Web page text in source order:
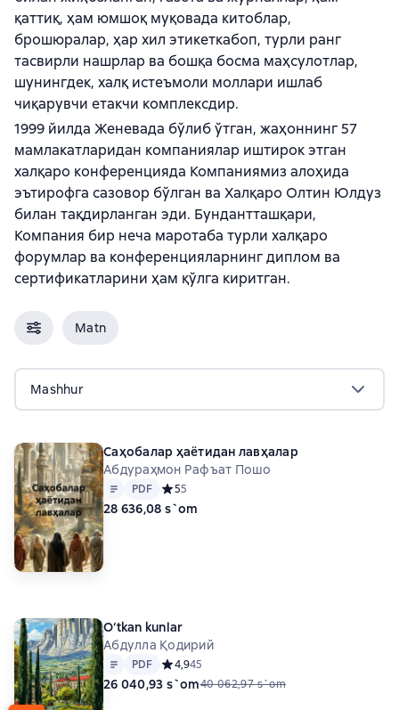
қаттиқ, ҳам юмшоқ муқовада китоблар,
брошюралар, ҳар хил этикеткабоп, турли ранг
тасвирли нашрлар ва бошқа босма маҳсулотлар,
шунингдек, халқ истеъмоли моллари ишлаб
чиқарувчи етакчи комплексдир.
1999 йилда Женевада бўлиб ўтган, жаҳоннинг 57
мамлакатларидан компаниялар иштирок этган
халқаро конференцияда Компаниямиз алоҳида
эътирофга сазовор бўлган ва Халқаро Олтин Юлдуз
билан тақдирланган эди. Бундантташқари,
Компания бир неча маротаба турли халқаро
форумлар ва конференцияларнинг диплом ва
сертификатларини ҳам қўлга киритган.
Matn
Mashhur
Саҳобалар ҳаётидан лавҳалар
Абдураҳмон Рафъат Пошо
Matn PDF
PDF Средний рейтинг 5 на основе 5 оценок
55
28 636,08 s`om
O‘tkan kunlar
Абдулла Қодирий
Matn PDF
PDF Средний рейтинг 4,9 на основе 45 оценок
4,945
26 040,93 s`om40 062,97 s`om